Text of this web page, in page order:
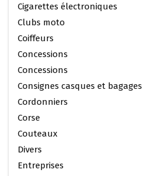
Cigarettes électroniques
Clubs moto
Coiffeurs
Concessions
Concessions
Consignes casques et bagages
Cordonniers
Corse
Couteaux
Divers
Entreprises